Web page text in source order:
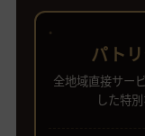
●
パト
全地域直接サー
した特